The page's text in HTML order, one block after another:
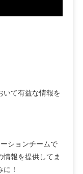
いて有益な情報を
ションチームで
情報を提供してま
！